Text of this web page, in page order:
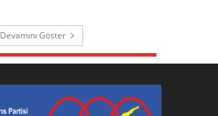
Devamını Göster